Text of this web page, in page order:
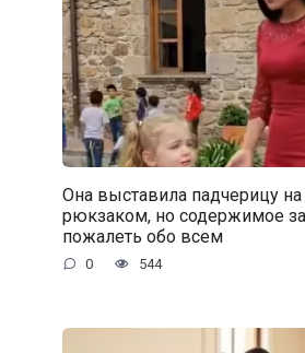
Она выставила падчерицу
рюкзаком, но содержимое
пожалеть обо всем
0 544